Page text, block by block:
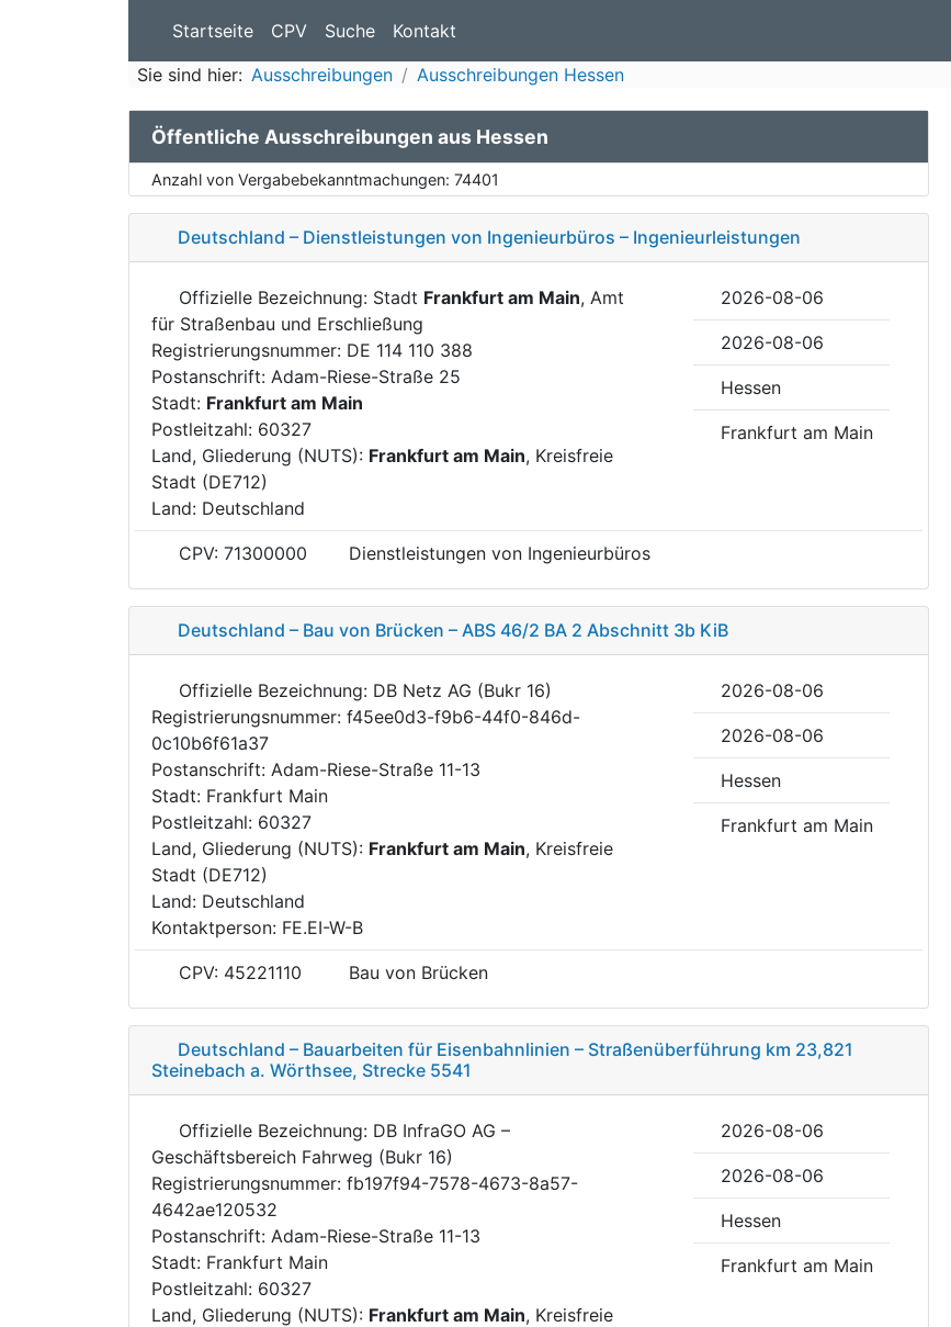
Startseite CPV Suche Kontakt
Sie sind hier: Ausschreibungen Ausschreibungen Hessen
Öffentliche Ausschreibungen aus Hessen
Anzahl von Vergabebekanntmachungen: 74401
Deutschland – Dienstleistungen von Ingenieurbüros – Ingenieurleistungen
Offizielle Bezeichnung: Stadt Frankfurt am Main, Amt
für Straßenbau und Erschließung
Registrierungsnummer: DE 114 110 388
Postanschrift: Adam-Riese-Straße 25
Stadt: Frankfurt am Main
Postleitzahl: 60327
Land, Gliederung (NUTS): Frankfurt am Main, Kreisfreie
Stadt (DE712)
Land: Deutschland
2026-08-06
2026-08-06
Hessen
Frankfurt am Main
CPV: 71300000 Dienstleistungen von Ingenieurbüros
Deutschland – Bau von Brücken – ABS 46/2 BA 2 Abschnitt 3b KiB
Offizielle Bezeichnung: DB Netz AG (Bukr 16)
Registrierungsnummer: f45ee0d3-f9b6-44f0-846d-
0c10b6f61a37
Postanschrift: Adam-Riese-Straße 11-13
Stadt: Frankfurt Main
Postleitzahl: 60327
Land, Gliederung (NUTS): Frankfurt am Main, Kreisfreie
Stadt (DE712)
Land: Deutschland
Kontaktperson: FE.EI-W-B
2026-08-06
2026-08-06
Hessen
Frankfurt am Main
CPV: 45221110 Bau von Brücken
Deutschland – Bauarbeiten für Eisenbahnlinien – Straßenüberführung km 23,821
Steinebach a. Wörthsee, Strecke 5541
Offizielle Bezeichnung: DB InfraGO AG –
Geschäftsbereich Fahrweg (Bukr 16)
Registrierungsnummer: fb197f94-7578-4673-8a57-
4642ae120532
Postanschrift: Adam-Riese-Straße 11-13
Stadt: Frankfurt Main
Postleitzahl: 60327
Land, Gliederung (NUTS): Frankfurt am Main, Kreisfreie
2026-08-06
2026-08-06
Hessen
Frankfurt am Main